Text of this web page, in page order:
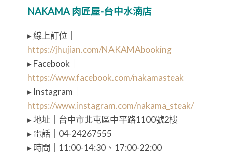
NAKAMA 肉匠屋-台中水湳店
▸ 線上訂位｜
https://jhujian.com/NAKAMAbooking
▸ Facebook｜
https://www.facebook.com/nakamasteak
▸ Instagram｜
https://www.instagram.com/nakama_steak/
▸ 地址｜台中市北屯區中平路1100號2樓
▸ 電話｜04-24267555
▸ 時間｜11:00-14:30、17:00-22:00